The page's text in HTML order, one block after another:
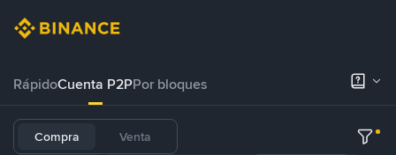
RápidoCuenta P2PPor bloques
Compra Venta